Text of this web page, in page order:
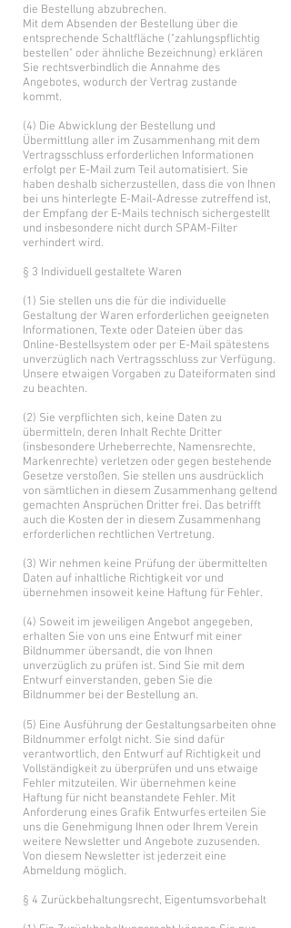
die Bestellung abzubrechen.
Mit dem Absenden der Bestellung über die
entsprechende Schaltfläche ("zahlungspflichtig
bestellen" oder ähnliche Bezeichnung) erklären
Sie rechtsverbindlich die Annahme des
Angebotes, wodurch der Vertrag zustande
kommt.
(4) Die Abwicklung der Bestellung und
Übermittlung aller im Zusammenhang mit dem
Vertragsschluss erforderlichen Informationen
erfolgt per E-Mail zum Teil automatisiert. Sie
haben deshalb sicherzustellen, dass die von Ihnen
bei uns hinterlegte E-Mail-Adresse zutreffend ist,
der Empfang der E-Mails technisch sichergestellt
und insbesondere nicht durch SPAM-Filter
verhindert wird.
§ 3 Individuell gestaltete Waren
(1) Sie stellen uns die für die individuelle
Gestaltung der Waren erforderlichen geeigneten
Informationen, Texte oder Dateien über das
Online-Bestellsystem oder per E-Mail spätestens
unverzüglich nach Vertragsschluss zur Verfügung.
Unsere etwaigen Vorgaben zu Dateiformaten sind
zu beachten.
(2) Sie verpflichten sich, keine Daten zu
übermitteln, deren Inhalt Rechte Dritter
(insbesondere Urheberrechte, Namensrechte,
Markenrechte) verletzen oder gegen bestehende
Gesetze verstoßen. Sie stellen uns ausdrücklich
von sämtlichen in diesem Zusammenhang geltend
gemachten Ansprüchen Dritter frei. Das betrifft
auch die Kosten der in diesem Zusammenhang
erforderlichen rechtlichen Vertretung.
(3) Wir nehmen keine Prüfung der übermittelten
Daten auf inhaltliche Richtigkeit vor und
übernehmen insoweit keine Haftung für Fehler.
(4) Soweit im jeweiligen Angebot angegeben,
erhalten Sie von uns eine Entwurf mit einer
Bildnummer übersandt, die von Ihnen
unverzüglich zu prüfen ist. Sind Sie mit dem
Entwurf einverstanden, geben Sie die
Bildnummer bei der Bestellung an.
(5) Eine Ausführung der Gestaltungsarbeiten ohne
Bildnummer erfolgt nicht. Sie sind dafür
verantwortlich, den Entwurf auf Richtigkeit und
Vollständigkeit zu überprüfen und uns etwaige
Fehler mitzuteilen. Wir übernehmen keine
Haftung für nicht beanstandete Fehler. Mit
Anforderung eines Grafik Entwurfeserteilen Sie
uns die Genehmigung Ihnen oder Ihrem Verein
weitere Newsletter und Angebote zuzusenden.
Von diesem Newsletter ist jederzeit eine
Abmeldung möglich.
§ 4 Zurückbehaltungsrecht, Eigentumsvorbehalt